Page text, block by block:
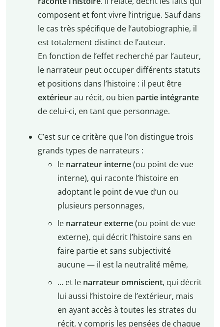
composent et font vivre l’intrigue. Sauf dans
le cas très spécifique de l’autobiographie, il
est totalement distinct de l’auteur.
En fonction de l’effet recherché par l’auteur,
le narrateur peut occuper différents statuts
et positions dans l’histoire : il peut être
extérieurau récit, ou bien partie intégrante
de celui-ci, en tant que personnage.
C’est sur ce critère que l’on distingue trois
grands types de narrateurs :
le narrateur interne(ou point de vue
interne), qui raconte l’histoire en
adoptant le point de vue d’un ou
plusieurs personnages,
le narrateur externe(ou point de vue
externe), qui décrit l’histoire sans en
faire partie et sans subjectivité
aucune — il est la neutralité même,
… et le narrateur omniscient, qui décrit
lui aussi l’histoire de l’extérieur, mais
en ayant accès à toutes les strates du
récit, y compris les pensées de chaque